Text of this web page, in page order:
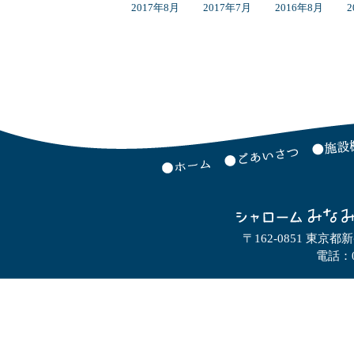
2017年8月 2017年7月 2016年8月
〒162-0851 東京都
電話